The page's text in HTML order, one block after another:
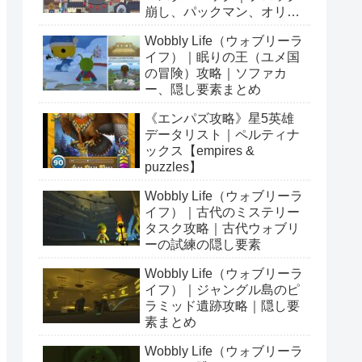
崩し、パックマン、オリン
Wobbly Life（ウォブリーラ
イフ）｜眠りの王（ユメ国
の冒険）攻略｜ソファカ
ー、隠し要素まとめ
《エンパズ攻略》星5英雄
データリスト｜ペルティナ
ックス【empires &
puzzles】
Wobbly Life（ウォブリーラ
イフ）｜古代のミステリー
タスク攻略｜古代ウォブリ
ーの試練の隠し要素
Wobbly Life（ウォブリーラ
イフ）｜ジャングル島のピ
ラミッド遺跡攻略｜隠し要
素まとめ
Wobbly Life（ウォブリーラ